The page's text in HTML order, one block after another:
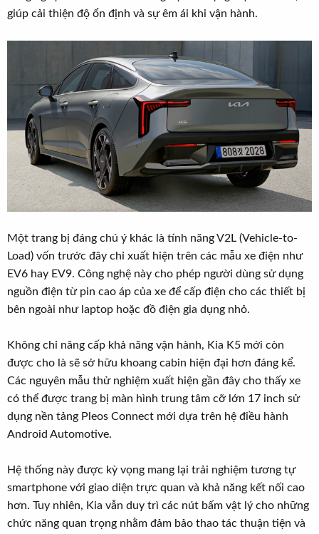
giúp cải thiện độ ổn định và sự êm ái khi vận hành.
Một trang bị đáng chú ý khác là tính năng V2L (Vehicle-to-
Load) vốn trước đây chỉ xuất hiện trên các mẫu xe điện như
EV6 hay EV9. Công nghệ này cho phép người dùng sử dụng
nguồn điện từ pin cao áp của xe để cấp điện cho các thiết bị
bên ngoài như laptop hoặc đồ điện gia dụng nhỏ.
Không chỉ nâng cấp khả năng vận hành, Kia K5 mới còn
được cho là sẽ sở hữu khoang cabin hiện đại hơn đáng kể.
Các nguyên mẫu thử nghiệm xuất hiện gần đây cho thấy xe
có thể được trang bị màn hình trung tâm cỡ lớn 17 inch sử
dụng nền tảng Pleos Connect mới dựa trên hệ điều hành
Android Automotive.
Hệ thống này được kỳ vọng mang lại trải nghiệm tương tự
smartphone với giao diện trực quan và khả năng kết nối cao
hơn. Tuy nhiên, Kia vẫn duy trì các nút bấm vật lý cho những
chức năng quan trọng nhằm đảm bảo thao tác thuận tiện và